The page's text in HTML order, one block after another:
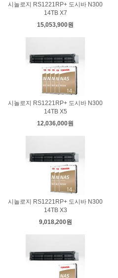
시놀로지 RS1221RP+ 도시바 N300
14TB X7
15,053,900원
시놀로지 RS1221RP+ 도시바 N300
14TB X5
12,036,000원
시놀로지 RS1221RP+ 도시바 N300
14TB X3
9,018,200원